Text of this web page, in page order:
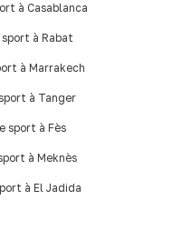
à Casablanca
à Rabat
à Marrakech
à Tanger
sport à Fès
à Meknès
à El Jadida